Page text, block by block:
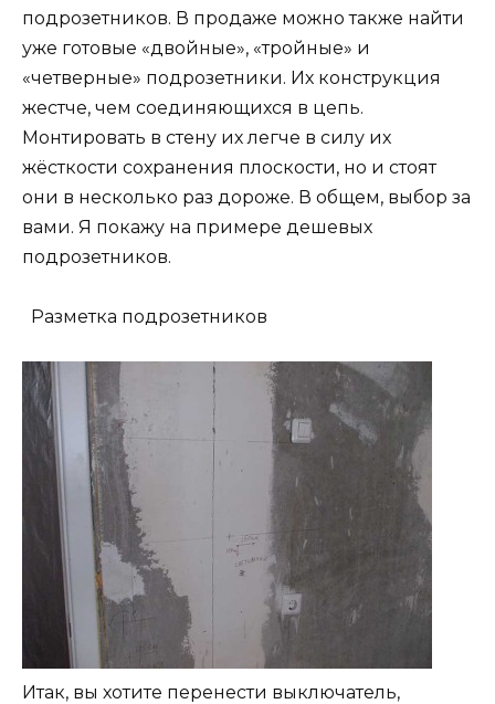
подрозетников. В продаже можно также найти
уже готовые «двойные», «тройные» и
«четверные» подрозетники. Их конструкция
жестче, чем соединяющихся в цепь.
Монтировать в стену их легче в силу их
жёсткости сохранения плоскости, но и стоят
они в несколько раз дороже. В общем, выбор за
вами. Я покажу на примере дешевых
подрозетников.
Разметка подрозетников
Итак, вы хотите перенести выключатель,